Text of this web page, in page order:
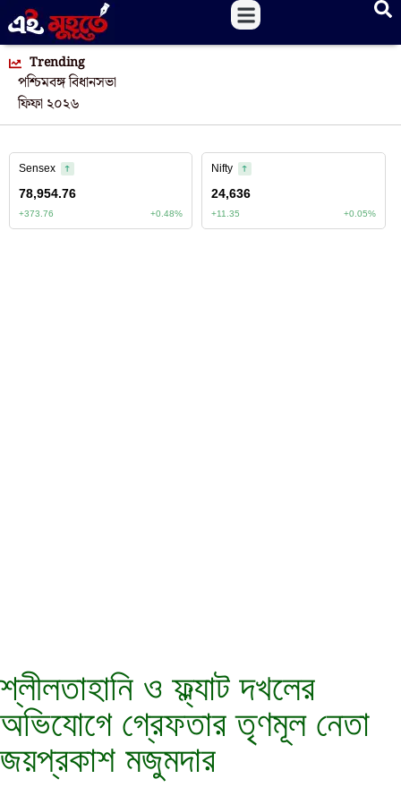
Trending
পশ্চিমবঙ্গ বিধানসভা
ফিফা ২০২৬
শ্লীলতাহানি ও ফ্ল্যাট দখলের
অভিযোগে গ্রেফতার তৃণমূল নেতা
জয়প্রকাশ মজুমদার